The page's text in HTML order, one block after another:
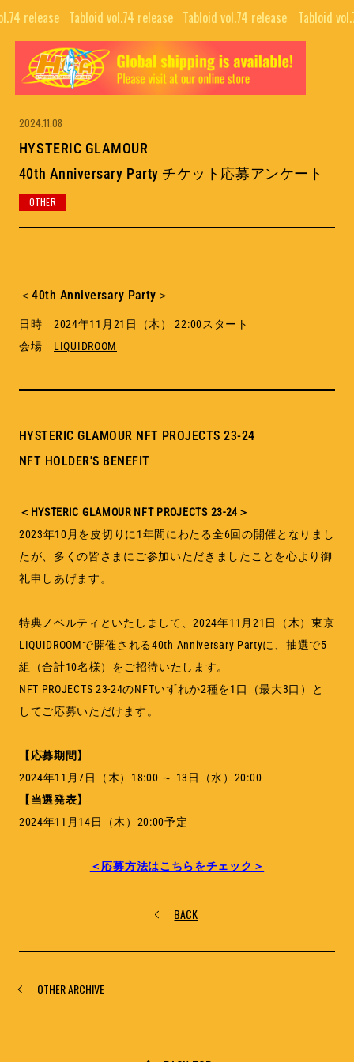
release⠀ Tabloid vol.74 release⠀ Tabloid vol.74 release⠀ Tabloid
TOP
ALL
COLLABORATIONS
EDITORIALS
INTERVIEW
GUIDE
NFT PROJECTS
H.G.A.S.
HYSTERIC BOOTLEG
LOOKBOOK
PUBLISHING
PRIVACY POLICY
News
2024.11.08
HYSTERIC GLAMOUR
40th Anniversary Party チケット応募アンケート
OTHER
＜40th Anniversary Party＞
日時 2024年11月21日（木） 22:00スタート
会場 LIQUIDROOM
HYSTERIC GLAMOUR NFT PROJECTS 23-24
NFT HOLDER'S BENEFIT
＜HYSTERIC GLAMOUR NFT PROJECTS 23-24＞
2023年10月を皮切りに1年間にわたる全6回の開催となりまし
たが、多くの皆さまにご参加いただきましたことを心より御
礼申しあげます。
特典ノベルティといたしまして、2024年11月21日（木）東京
LIQUIDROOMで開催される40th Anniversary Partyに、抽選で5
組（合計10名様）をご招待いたします。
NFT PROJECTS 23-24のNFTいずれか2種を1口（最大3口）と
してご応募いただけます。
【応募期間】
2024年11月7日（木）18:00 ～ 13日（水）20:00
【当選発表】
2024年11月14日（木）20:00予定
＜応募方法はこちらをチェック＞
BACK
OTHER ARCHIVE